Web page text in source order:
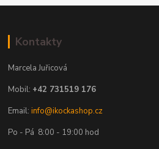
Kontakty
Marcela Juřicová
Mobil: +42 731519 176
Email:info@ikockashop.cz
Po - Pá 8:00 - 19:00 hod